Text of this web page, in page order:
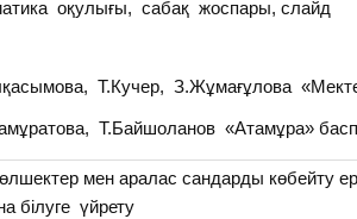
оқулығы, сабақ жоспары, слайд
Т.Кучер, З.Жұмағұлова
Т.Байшоланов «Атамұра»
мен аралас сандарды көбейту
білуге үйрету